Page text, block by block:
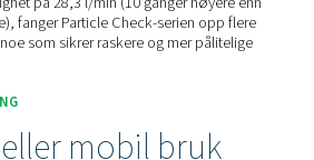
partiklene
detekterer partikler så små som
luftrenhet på høyeste nivå.